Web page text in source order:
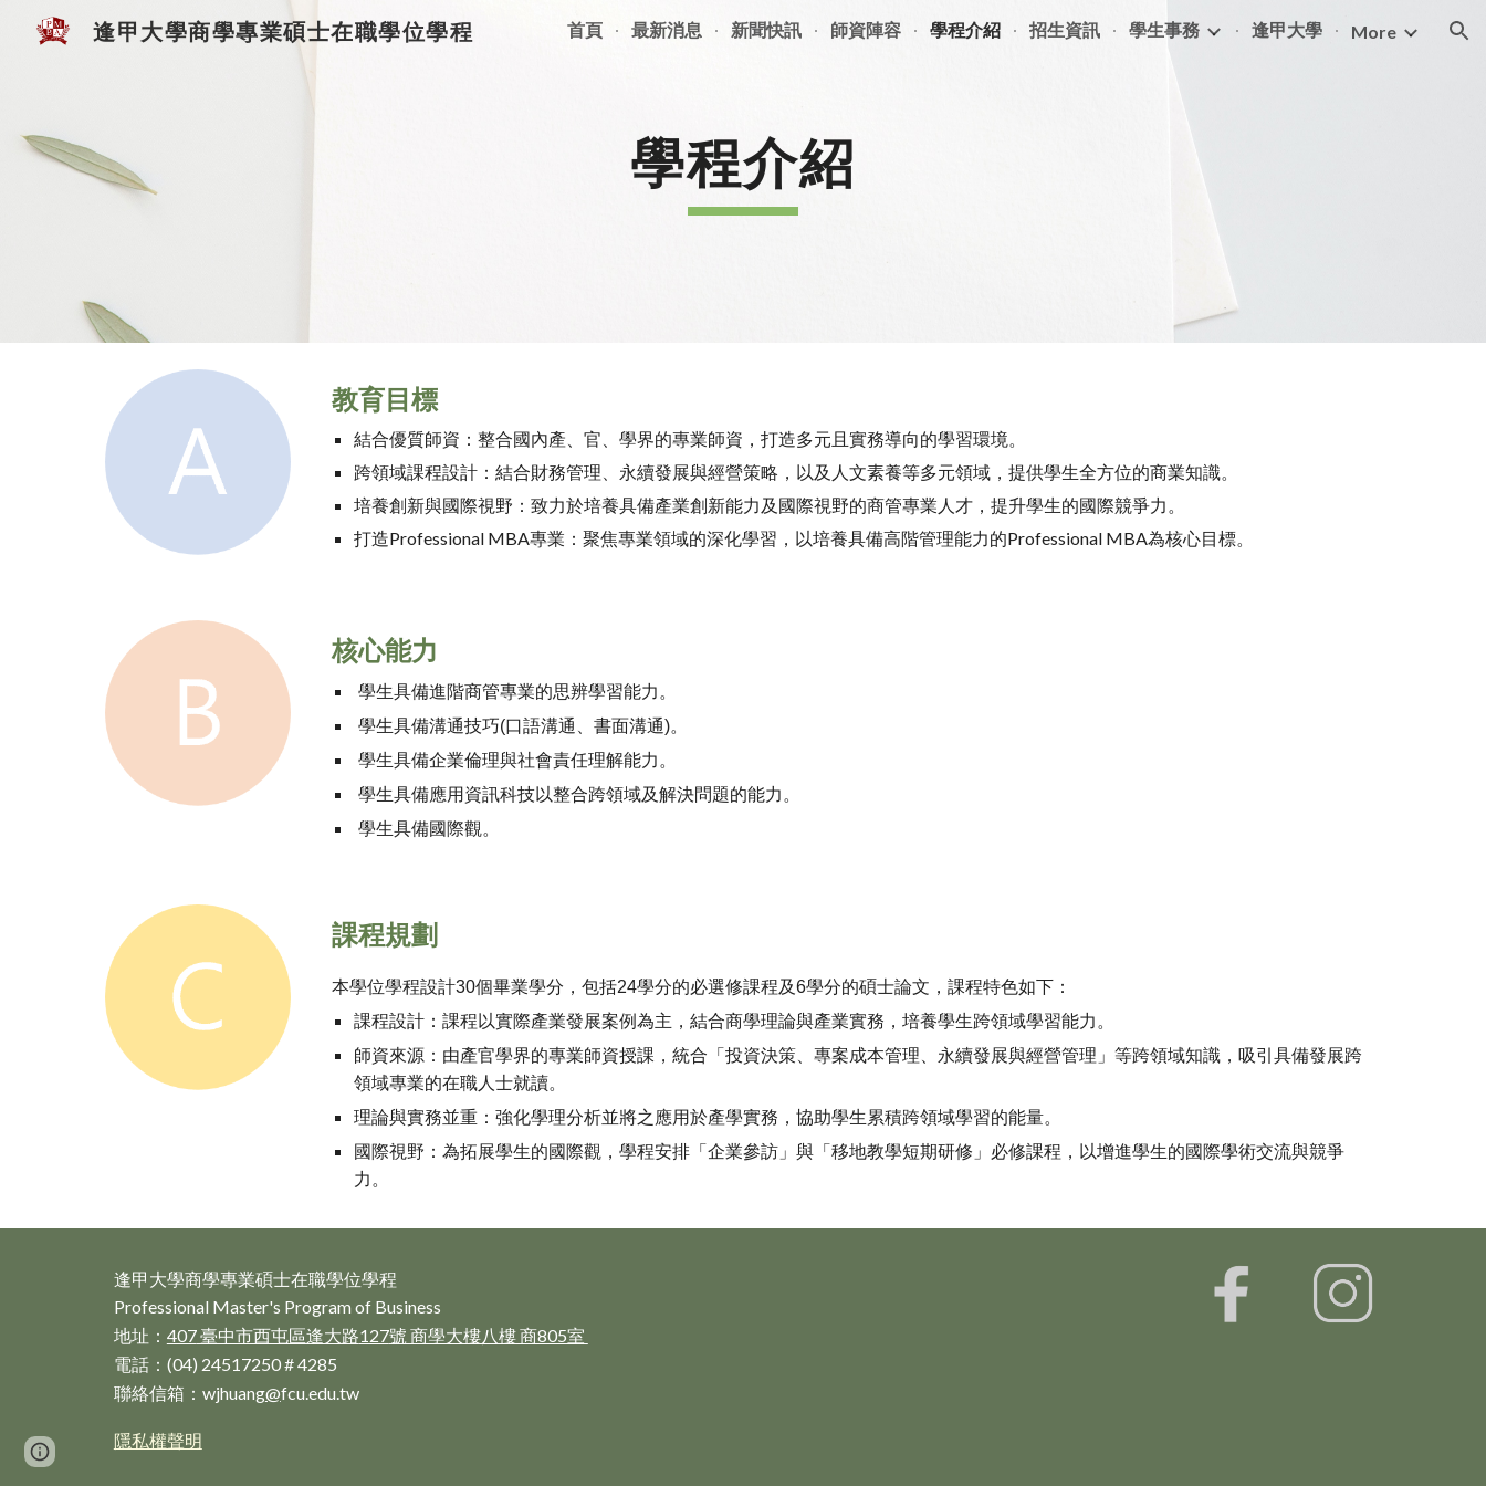
Skip to main content Skip to navigation
逢甲大學商學專業碩士在職學位學程 首頁 最新消息 新聞快訊 師資陣容 學程介紹 招生資訊 學生事務 逢甲大學 More
學程介紹
教育目標
結合優質師資：整合國內產、官、學界的專業師資，打造多元且實務導向的學習環境。
跨領域課程設計：結合財務管理、永續發展與經營策略，以及人文素養等多元領域，提供學生全方位的商業知識。
培養創新與國際視野：致力於培養具備產業創新能力及國際視野的商管專業人才，提升學生的國際競爭力。
打造Professional MBA專業：聚焦專業領域的深化學習，以培養具備高階管理能力的Professional MBA為核心目標。
核心能力
學生具備進階商管專業的思辨學習能力。
學生具備溝通技巧(口語溝通、書面溝通)。
學生具備企業倫理與社會責任理解能力 。
學生具備應用資訊科技以整合跨領域及解決問題的能力 。
學生具備國際觀。
課程規劃
本學位學程設計30個畢業學分，包括24學分的必選修課程及6學分的碩士論文，課程特色如下：
課程設計：課程以實際產業發展案例為主，結合商學理論與產業實務，培養學生跨領域學習能力。
師資來源：由產官學界的專業師資授課，統合「投資決策、專案成本管理、永續發展與經營管理」等跨領域知識，吸引具備發展跨
領域專業的在職人士就讀。
理論與實務並重：強化學理分析並將之應用於產學實務，協助學生累積跨領域學習的能量。
國際視野：為拓展學生的國際觀，學程安排「企業參訪」與「移地教學短期研修」必修課程，以增進學生的國際學術交流與競爭
力。
逢甲大學商學專業碩士在職學位學程
Professional Master's Program of Business
地址： 407臺中市西屯區逢大路127號 商學大樓八樓 商805室
電話： (04) 24517250#4285
聯絡信箱 ：wjhuang@fcu.edu.tw
隱私權聲明
Report abuse